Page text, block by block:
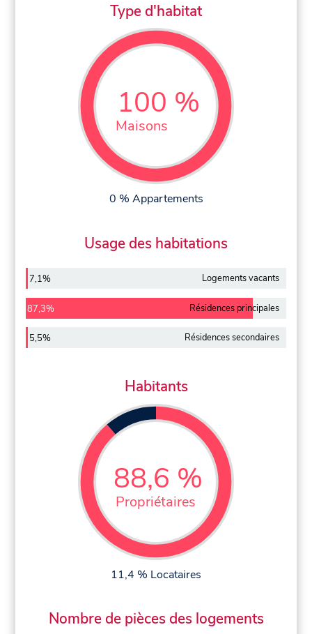
Type d'habitat
100 %
Maisons
0 % Appartements
Usage des habitations
7,1% Logements vacants
87,3% Résidences principales
5,5% Résidences secondaires
Habitants
88,6 %
Propriétaires
11,4 % Locataires
Nombre de pièces des logements